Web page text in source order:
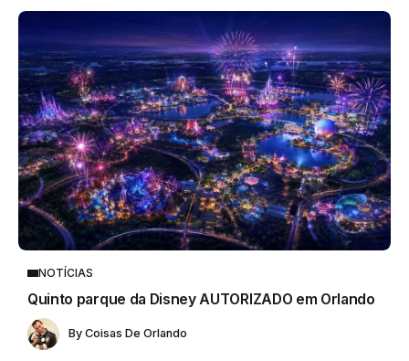
NOTÍCIAS
Quinto parque da Disney AUTORIZADO em Orlando
By Coisas De Orlando